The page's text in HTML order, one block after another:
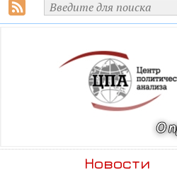
Новости